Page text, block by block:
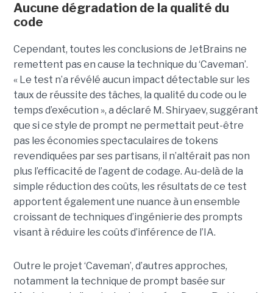
Aucune dégradation de la qualité du
code
Cependant, toutes les conclusions de JetBrains ne
remettent pas en cause la technique du ‘Caveman’.
« Le test n’a révélé aucun impact détectable sur les
taux de réussite des tâches, la qualité du code ou le
temps d’exécution », a déclaré M. Shiryaev, suggérant
que si ce style de prompt ne permettait peut-être
pas les économies spectaculaires de tokens
revendiquées par ses partisans, il n’altérait pas non
plus l’efficacité de l’agent de codage. Au-delà de la
simple réduction des coûts, les résultats de ce test
apportent également une nuance à un ensemble
croissant de techniques d’ingénierie des prompts
visant à réduire les coûts d’inférence de l’IA.
Outre le projet ‘Caveman’, d’autres approches,
notamment la technique de prompt basée sur